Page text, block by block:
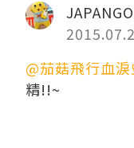
@茄菇飛行血淚
精!!~